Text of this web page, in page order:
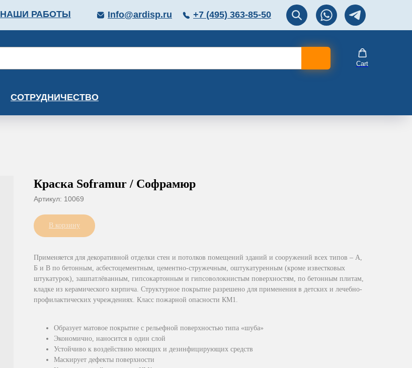
Перезвоните мне!
НАШИ РАБОТЫ +7 (495) 363-85-50
Info@ardisp.ru
Cart
СОТРУДНИЧЕСТВО
Краска Soframur / Софрамюр
Артикул: 10069
В корзину
Применяется для декоративной отделки стен и потолков помещений зданий и сооружений всех типов – А,
Б и В по бетонным, асбестоцементным, цементно-стружечным, оштукатуренным (кроме известковых
штукатурок), зашпатлёванным, гипсокартонным и гипсоволокнистым поверхностям, по бетонным плитам,
кладке из керамического кирпича. Структурное покрытие разрешено для применения в детских и лечебно-
профилактических учреждениях. Класс пожарной опасности КМ1.
Образует матовое покрытие с рельефной поверхностью типа «шуба»
Экономично, наносится в один слой
Устойчиво к воздействию моющих и дезинфицирующих средств
Маскирует дефекты поверхности